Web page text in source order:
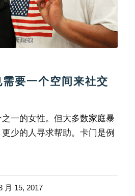
要一个空间来社交
一的女性。但大多数家庭暴
少的人寻求帮助。卡门是例
月 15, 2017